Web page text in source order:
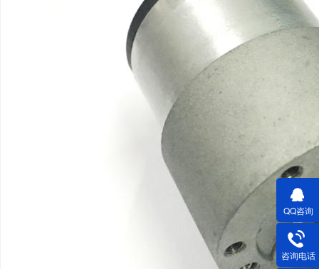
QQ咨询
咨询电话